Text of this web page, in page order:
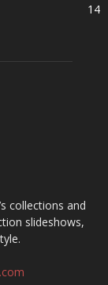
14
collections and
slideshows,